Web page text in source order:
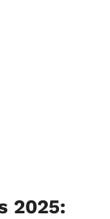
2025: